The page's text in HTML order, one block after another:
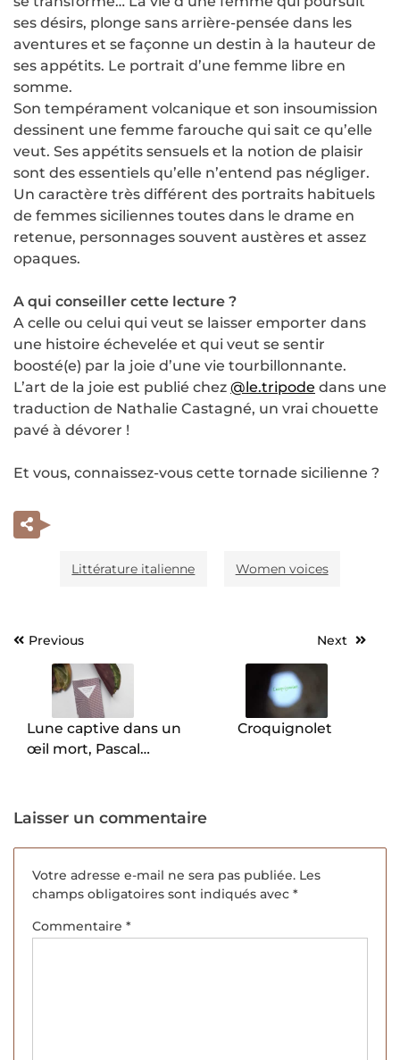
ses désirs, plonge sans arrière-pensée dans les
aventures et se façonne un destin à la hauteur de
ses appétits. Le portrait d’une femme libre en
somme.
Son tempérament volcanique et son insoumission
dessinent une femme farouche qui sait ce qu’elle
veut. Ses appétits sensuels et la notion de plaisir
sont des essentiels qu’elle n’entend pas négliger.
Un caractère très différent des portraits habituels
de femmes siciliennes toutes dans le drame en
retenue, personnages souvent austères et assez
opaques.
A qui conseiller cette lecture ?
A celle ou celui qui veut se laisser emporter dans
une histoire échevelée et qui veut se sentir
boosté(e) par la joie d’une vie tourbillonnante.
L’art de la joie est publié chez @le.tripode dans une
traduction de Nathalie Castagné, un vrai chouette
pavé à dévorer !
Et vous, connaissez-vous cette tornade sicilienne ?
Littérature italienne Women voices
Navigation
l’article
Previous
Lune captive dans un
œil mort, Pascal
Next
Croquignolet
Laisser un commentaire
Votre adresse e-mail ne sera pas publiée. Les
champs obligatoires sont indiqués avec *
Commentaire *